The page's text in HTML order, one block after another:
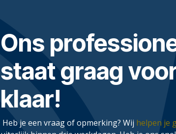
Ons
staat graag
klaar!
Heb je een vraag of opmerking? Wij helpen je